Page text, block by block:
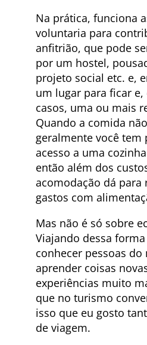
Na prática, funciona
voluntaria para
anfitrião, que pode
por um hostel,
projeto social etc. e,
um lugar para ficar
casos, uma ou mais
Quando a comida
geralmente você tem
acesso a uma
então além dos
acomodação dá para
gastos com
Mas não é só sobre
Viajando dessa
conhecer pessoas
aprender coisas
experiências muito
que no turismo
isso que eu gosto
de viagem.